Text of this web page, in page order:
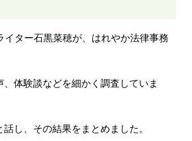
ター石黒菜穂が、はれやか法律事務
体験談などを細かく調査していま
し、その結果をまとめました。